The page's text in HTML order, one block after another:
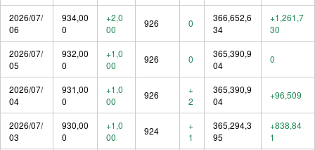
2026/07/
06
934,00
0
+2,0
00
926 0
366,652,6
34
+1,261,7
30
2026/07/
05
932,00
0
+1,0
00
926 0
365,390,9
04
0
2026/07/
04
931,00
0
+1,0
00
926
+
2
365,390,9
04
+96,509
2026/07/
03
930,00
0
+1,0
00
924
+
1
365,294,3
95
+838,84
1